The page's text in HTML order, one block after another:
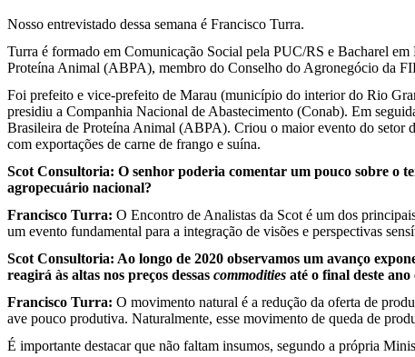
Nosso entrevistado dessa semana é Francisco Turra.
Turra é formado em Comunicação Social pela PUC/RS e Bacharel
Proteína Animal (ABPA), membro do Conselho do Agronegócio da
Foi prefeito e vice-prefeito de Marau (município do interior do Rio
presidiu a Companhia Nacional de Abastecimento (Conab). Em
Brasileira de Proteína Animal (ABPA). Criou o maior evento do setor
com exportações de carne de frango e suína.
Scot Consultoria: O senhor poderia comentar um pouco sobre o
agropecuário nacional?
Francisco Turra: O Encontro de Analistas da Scot é um dos
um evento fundamental para a integração de visões e perspectivas
Scot Consultoria: Ao longo de 2020 observamos um avanço
reagirá às altas nos preços dessas commodities até o final deste
Francisco Turra: O movimento natural é a redução da oferta de
ave pouco produtiva. Naturalmente, esse movimento de queda de
É importante destacar que não faltam insumos, segundo a própria